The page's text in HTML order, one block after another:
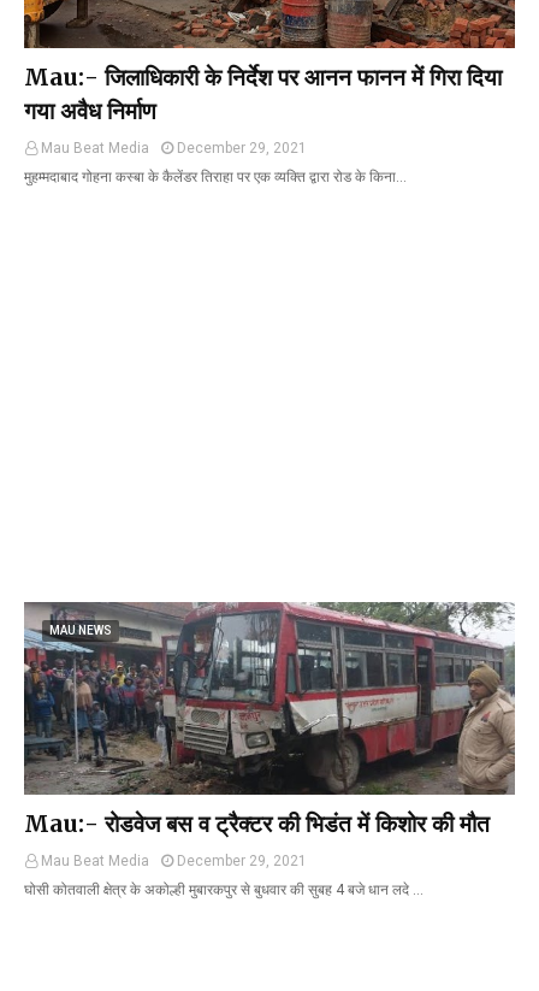
Mau:- जिलाधिकारी के निर्देश पर आनन फानन में गिरा दिया
गया अवैध निर्माण
Mau Beat Media
December 29, 2021
मुहम्मदाबाद गोहना कस्बा के कैलेंडर तिराहा पर एक व्यक्ति द्वारा रोड के किना…
MAU NEWS
Mau:- रोडवेज बस व ट्रैक्टर की भिडंत में किशोर की मौत
Mau Beat Media
December 29, 2021
घोसी कोतवाली क्षेत्र के अकोल्ही मुबारकपुर से बुधवार की सुबह 4 बजे धान लदे …